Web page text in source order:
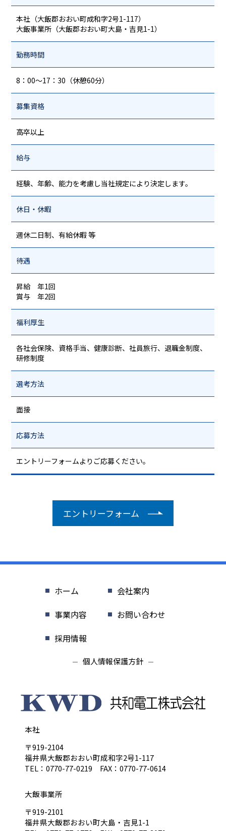
本社（大飯郡おおい町成和字2号1-117）
大飯事業所（大飯郡おおい町大島・吉見1-1）
勤務時間
8：00～17：30（休憩60分）
募集資格
高卒以上
給与
経験、年齢、能力を考慮し当社規定により決定します。
休日・休暇
週休二日制、有給休暇 等
待遇
昇給 年1回
賞与 年2回
福利厚生
各社会保険、資格手当、健康診断、社員旅行、退職金制度、
研修制度
選考方法
面接
応募方法
エントリーフォームよりご応募ください。
エントリーフォーム
本社
〒919-2104
福井県大飯郡おおい町成和字2号1-117
TEL：0770-77-0219 FAX：0770-77-0614
大飯事業所
〒919-2101
福井県大飯郡おおい町大島・吉見1-1
ホーム
会社案内
事業内容
お問い合わせ
採用情報
個人情報保護方針